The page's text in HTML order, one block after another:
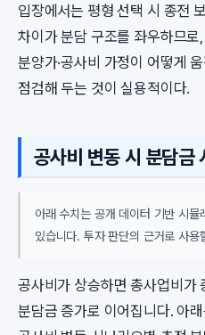
입장에서는 평형 선택 시 종전
차이가 분담 구조를 좌우하므
분양가·공사비 가정이 어떻게
점검해 두는 것이 실용적이다.
공사비 변동 시 분담금
아래 수치는 공개 데이터 기반 시
있습니다. 투자 판단의 근거로 사용
공사비가 상승하면 총사업비가
분담금 증가로 이어집니다. 아